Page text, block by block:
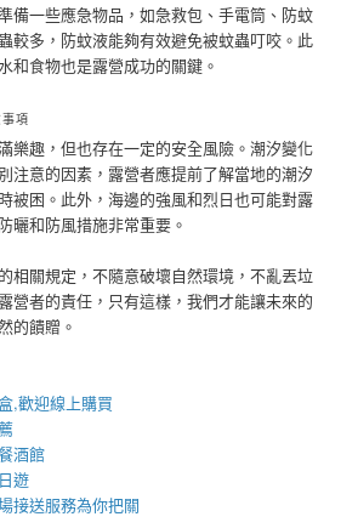
備一些應急物品，如急救包、手電筒、防蚊
較多，防蚊液能夠有效避免被蚊蟲叮咬。此
和食物也是露營成功的關鍵。
項
樂趣，但也存在一定的安全風險。潮汐變化
注意的因素，露營者應提前了解當地的潮汐
被困。此外，海邊的強風和烈日也可能對露
曬和防風措施非常重要。
相關規定，不隨意破壞自然環境，不亂丟垃
營者的責任，只有這樣，我們才能讓未來的
的饋贈。
,歡迎線上購買
酒館
遊
接送服務為你把關